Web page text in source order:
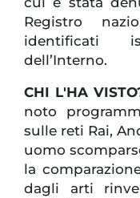
Registro
identificati
dell’Interno.
CHI L'HA
noto
sulle reti Rai,
uomo
la
dagli arti